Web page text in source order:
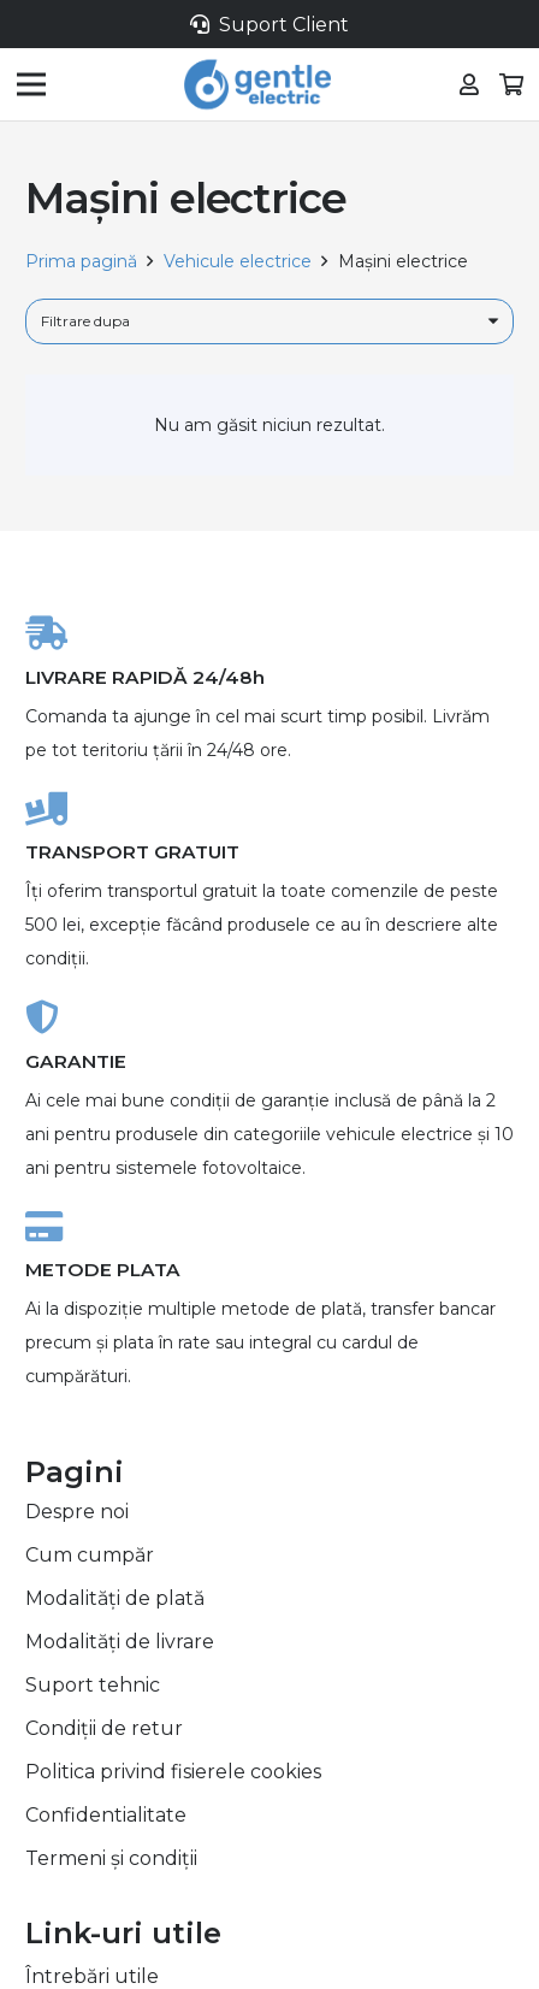
Suport Client
Mașini electrice
Prima pagină Vehicule electrice Mașini electrice
Nu am găsit niciun rezultat.
LIVRARE RAPIDĂ 24/48h
Comanda ta ajunge în cel mai scurt timp posibil. Livrăm
pe tot teritoriu țării în 24/48 ore.
TRANSPORT GRATUIT
Îți oferim transportul gratuit la toate comenzile de peste
500 lei, excepție făcând produsele ce au în descriere alte
condiții.
GARANTIE
Ai cele mai bune condiții de garanție inclusă de până la 2
ani pentru produsele din categoriile vehicule electrice și 10
ani pentru sistemele fotovoltaice.
METODE PLATA
Ai la dispoziție multiple metode de plată, transfer bancar
precum și plata în rate sau integral cu cardul de
cumpărături.
Pagini
Despre noi
Cum cumpăr
Modalități de plată
Modalități de livrare
Suport tehnic
Condiții de retur
Politica privind fisierele cookies
Confidentialitate
Termeni și condiții
Link-uri utile
Întrebări utile